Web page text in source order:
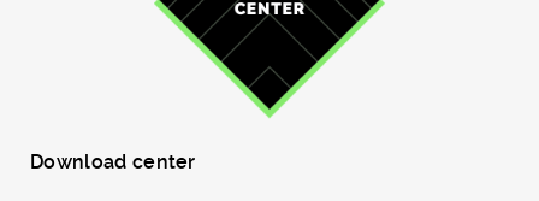
Download center